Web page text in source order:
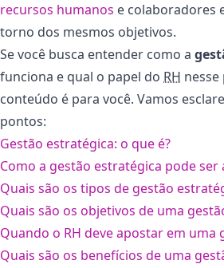
recursos humanos e colaboradores
torno dos mesmos objetivos.
Se você busca entender como a
funciona e qual o papel do RH nesse
conteúdo é para você. Vamos
pontos:
Gestão estratégica: o que é?
Como a gestão estratégica pode ser
Quais são os tipos de gestão
Quais são os objetivos de uma
Quando o RH deve apostar em uma
Quais são os benefícios de uma